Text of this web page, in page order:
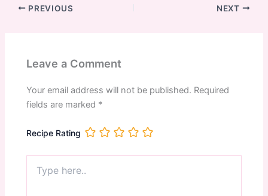
PREVIOUS NEXT
Leave a Comment
Your email address will not be published. Required
fields are marked *
Recipe Rating
here..